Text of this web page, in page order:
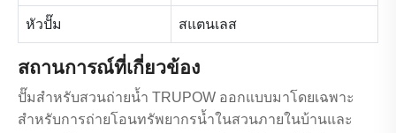
หัวปั๊ม สแตนเลส
สถานการณ์ที่เกี่ยวข้อง
ปั๊มสำหรับสวนถ่ายน้ำ TRUPOW ออกแบบมาโดยเฉพาะ
สำหรับการถ่ายโอนทรัพยากรน้ำในสวนภายในบ้านและ